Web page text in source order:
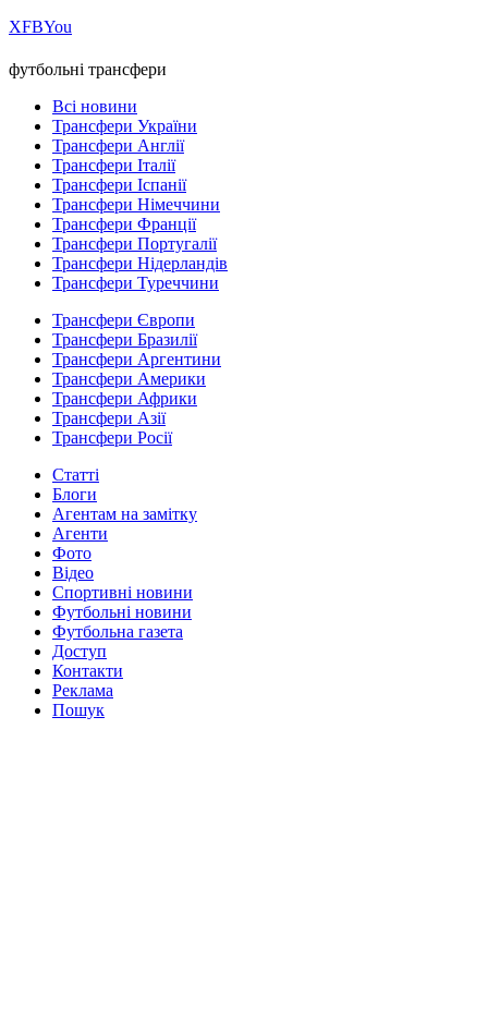
ХFBYou
футбольні трансфери
Всі новини
Трансфери України
Трансфери Англії
Трансфери Італії
Трансфери Іспанії
Трансфери Німеччини
Трансфери Франції
Трансфери Португалії
Трансфери Нідерландів
Трансфери Туреччини
Трансфери Європи
Трансфери Бразилії
Трансфери Аргентини
Трансфери Америки
Трансфери Африки
Трансфери Азії
Трансфери Росії
Статті
Блоги
Агентам на замітку
Агенти
Фото
Відео
Спортивні новини
Футбольні новини
Футбольна газета
Доступ
Контакти
Реклама
Пошук